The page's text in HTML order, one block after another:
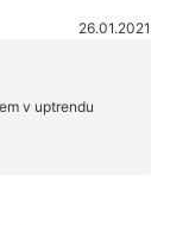
26.01.2021